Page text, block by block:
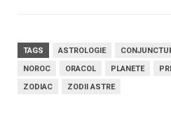
TAGS ASTROLOGIE
NOROC
ORACOL PLANETE
ZODIAC
ZODII ASTRE